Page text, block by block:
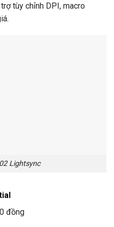
tùy chỉnh DPI, macro
Lightsync
đồng